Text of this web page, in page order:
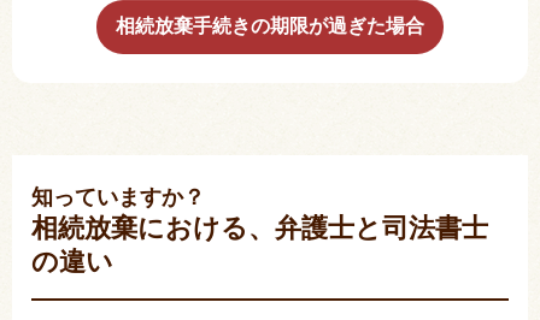
相続放棄手続きの期限が過ぎた場合
知っていますか？
相続放棄における、弁護士と司法書士
の違い